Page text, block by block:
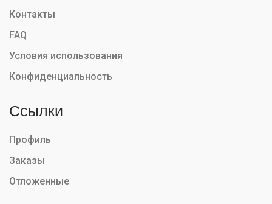
Контакты
FAQ
Условия использования
Конфиденциальность
Ссылки
Профиль
Заказы
Отложенные